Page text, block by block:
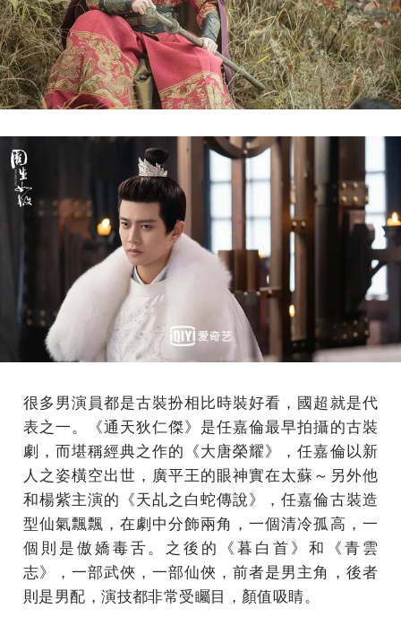
很多男演員都是古裝扮相比時裝好看，國超就是代
表之一。《通天狄仁傑》是任嘉倫最早拍攝的古裝
劇，而堪稱經典之作的《大唐榮耀》，任嘉倫以新
人之姿橫空出世，廣平王的眼神實在太蘇～另外他
和楊紫主演的《天乩之白蛇傳說》，任嘉倫古裝造
型仙氣飄飄，在劇中分飾兩角，一個清冷孤高，一
個則是傲嬌毒舌。之後的《暮白首》和《青雲
志》，一部武俠，一部仙俠，前者是男主角，後者
則是男配，演技都非常受矚目，顏值吸睛。